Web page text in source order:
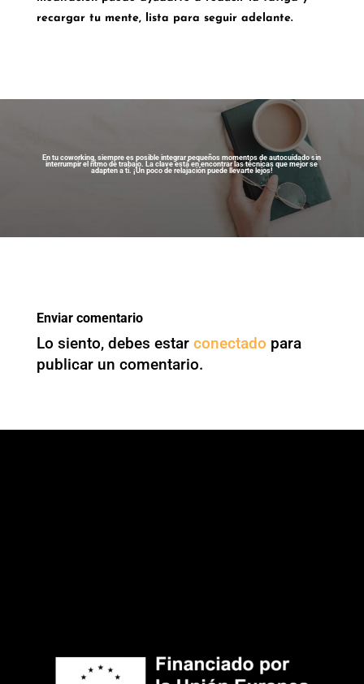
recargar tu mente, lista para seguir adelante.
En tu coworking, siempre es posible integrar pequeños momentos de autocuidado sin
interrumpir el ritmo de trabajo. La clave está en encontrar las técnicas que mejor se
adapten a ti. ¡Un poco de relajación puede llevarte lejos!
Enviar comentario
Lo siento, debes estar conectado para
publicar un comentario.